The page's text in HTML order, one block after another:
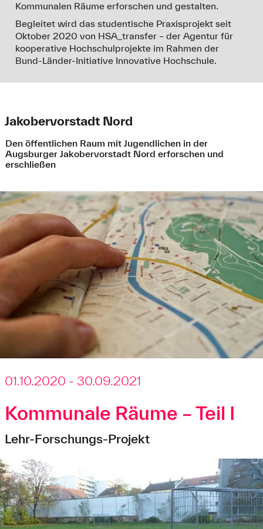
Kommunalen Räume erforschen und gestalten.
Begleitet wird das studentische Praxisprojekt seit
Oktober 2020 von HSA_transfer – der Agentur für
kooperative Hochschulprojekte im Rahmen der
Bund-Länder-Initiative Innovative Hochschule.
Jakobervorstadt Nord
Den öffentlichen Raum mit Jugendlichen in der
Augsburger Jakobervorstadt Nord erforschen und
erschließen
01.10.2020 - 30.09.2021
Kommunale Räume – Teil I
Lehr-Forschungs-Projekt